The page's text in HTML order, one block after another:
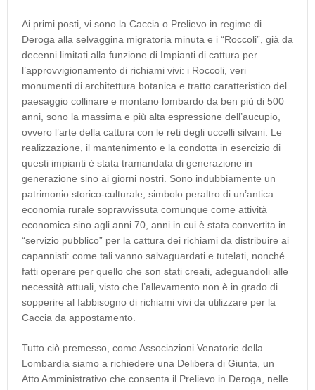
Ai primi posti, vi sono la Caccia o Prelievo in regime di
Deroga alla selvaggina migratoria minuta e i “Roccoli”, già da
decenni limitati alla funzione di Impianti di cattura per
l’approvvigionamento di richiami vivi: i Roccoli, veri
monumenti di architettura botanica e tratto caratteristico del
paesaggio collinare e montano lombardo da ben più di 500
anni, sono la massima e più alta espressione dell’aucupio,
ovvero l’arte della cattura con le reti degli uccelli silvani. Le
realizzazione, il mantenimento e la condotta in esercizio di
questi impianti è stata tramandata di generazione in
generazione sino ai giorni nostri. Sono indubbiamente un
patrimonio storico-culturale, simbolo peraltro di un’antica
economia rurale sopravvissuta comunque come attività
economica sino agli anni 70, anni in cui è stata convertita in
“servizio pubblico” per la cattura dei richiami da distribuire ai
capannisti: come tali vanno salvaguardati e tutelati, nonché
fatti operare per quello che son stati creati, adeguandoli alle
necessità attuali, visto che l’allevamento non è in grado di
sopperire al fabbisogno di richiami vivi da utilizzare per la
Caccia da appostamento.
Tutto ciò premesso, come Associazioni Venatorie della
Lombardia siamo a richiedere una Delibera di Giunta, un
Atto Amministrativo che consenta il Prelievo in Deroga, nelle